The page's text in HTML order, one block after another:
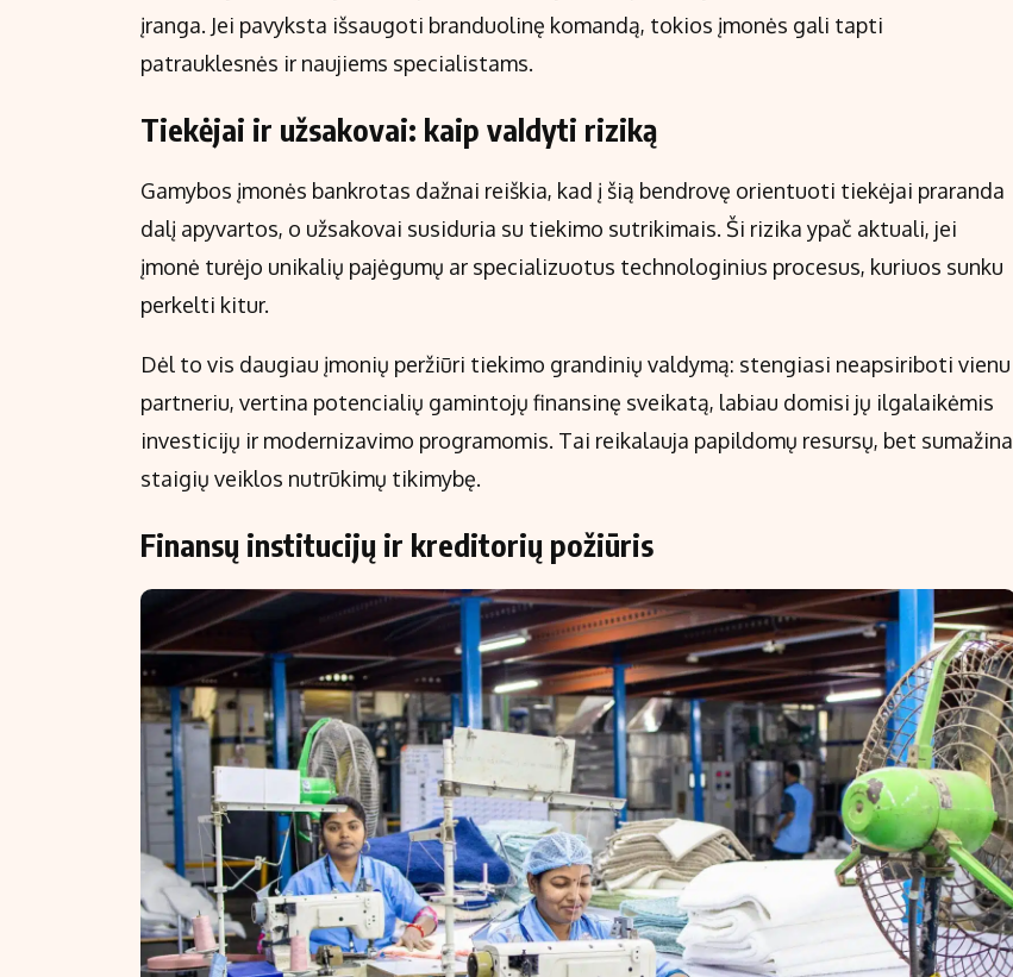
įranga. Jei pavyksta išsaugoti branduolinę komandą, tokios įmonės gali tapti
patrauklesnės ir naujiems specialistams.
Tiekėjai ir užsakovai: kaip valdyti riziką
Gamybos įmonės bankrotas dažnai reiškia, kad į šią bendrovę orientuoti tiekėjai praranda
dalį apyvartos, o užsakovai susiduria su tiekimo sutrikimais. Ši rizika ypač aktuali, jei
įmonė turėjo unikalių pajėgumų ar specializuotus technologinius procesus, kuriuos sunku
perkelti kitur.
Dėl to vis daugiau įmonių peržiūri tiekimo grandinių valdymą: stengiasi neapsiriboti vienu
partneriu, vertina potencialių gamintojų finansinę sveikatą, labiau domisi jų ilgalaikėmis
investicijų ir modernizavimo programomis. Tai reikalauja papildomų resursų, bet sumažina
staigių veiklos nutrūkimų tikimybę.
Finansų institucijų ir kreditorių požiūris